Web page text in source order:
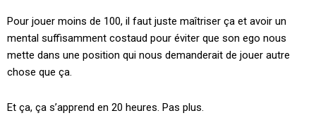
Pour jouer moins de 100, il faut juste maîtriser ça et avoir un
mental suffisamment costaud pour éviter que son ego nous
mette dans une position qui nous demanderait de jouer autre
chose que ça.
Et ça, ça s’apprend en 20 heures. Pas plus.